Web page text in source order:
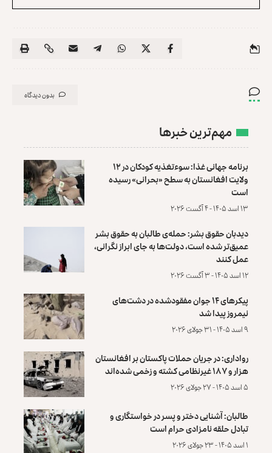
بدون دیدگاه
مهم‌ترین خبرها
برنامه جهانی غذا: سوءتغذیه کودکان در ۱۲
ولایت افغانستان به سطح «بحرانی» رسیده
است
۱۳ اسد ۱۴۰۵ - ۴ آگست ۲۰۲۶
دیدبان حقوق بشر: حمله‌ی طالبان به حقوق بشر
عمیق‌تر شده است، دولت‌ها به جای ابراز نگرانی،
عمل کنند
۱۲ اسد ۱۴۰۵ - ۳ آگست ۲۰۲۶
پیکرهای ۱۴ جوان مفقودشده در دشت‌های
نیمروز پیدا شد
۹ اسد ۱۴۰۵ - ۳۱ جولای ۲۰۲۶
رواداری: در جریان حملات پاکستان بر افغانستان
هزار و ۱۸۷ غیرنظامی کشته و زخمی شده‌اند
۵ اسد ۱۴۰۵ - ۲۷ جولای ۲۰۲۶
طالبان: آشنایی دختر و پسر در خواستگاری و
تبادل حلقه نامزادی حرام است
۱ اسد ۱۴۰۵ - ۲۳ جولای ۲۰۲۶